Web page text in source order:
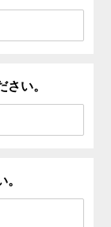
い。